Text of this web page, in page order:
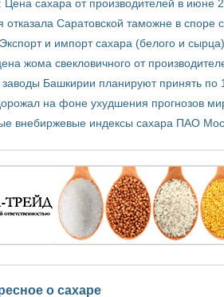
Цена сахара от производителей в июне
отказала Саратовской таможне в
и импорт сахара (белого и
жома свекловичного от
Башкирии планируют принять по
на фоне ухудшения прогнозов
внебиржевые индексы сахара ПАО
о сахаре